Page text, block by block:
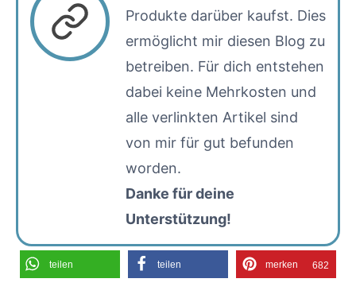
Produkte darüber kaufst. Dies
ermöglicht mir diesen Blog zu
betreiben. Für dich entstehen
dabei keine Mehrkosten und
alle verlinkten Artikel sind
von mir für gut befunden
worden.
Danke für deine
Unterstützung!
teilen teilen merken 682